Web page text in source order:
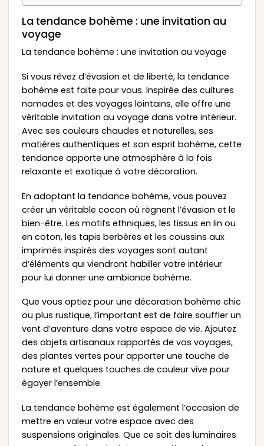
La tendance bohème : une invitation au
voyage
La tendance bohème : une invitation au voyage
Si vous rêvez d’évasion et de liberté, la tendance
bohème est faite pour vous. Inspirée des cultures
nomades et des voyages lointains, elle offre une
véritable invitation au voyage dans votre intérieur.
Avec ses couleurs chaudes et naturelles, ses
matières authentiques et son esprit bohème, cette
tendance apporte une atmosphère à la fois
relaxante et exotique à votre décoration.
En adoptant la tendance bohème, vous pouvez
créer un véritable cocon où règnent l’évasion et le
bien-être. Les motifs ethniques, les tissus en lin ou
en coton, les tapis berbères et les coussins aux
imprimés inspirés des voyages sont autant
d’éléments qui viendront habiller votre intérieur
pour lui donner une ambiance bohème.
Que vous optiez pour une décoration bohème chic
ou plus rustique, l’important est de faire souffler un
vent d’aventure dans votre espace de vie. Ajoutez
des objets artisanaux rapportés de vos voyages,
des plantes vertes pour apporter une touche de
nature et quelques touches de couleur vive pour
égayer l’ensemble.
La tendance bohème est également l’occasion de
mettre en valeur votre espace avec des
suspensions originales. Que ce soit des luminaires